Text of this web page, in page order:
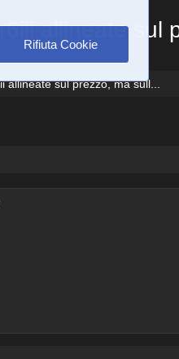
Rifiuta Cookie
allineate sul
allineate sul prezzo, ma sull...